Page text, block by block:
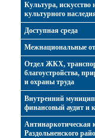
Культура, искусство
культурного
Доступная среда
Межнациональные
Отдел ЖКХ,
благоустройства,
и охраны труда
Внутренний
финансовый аудит и
Антинаркотическая
Раздольненского